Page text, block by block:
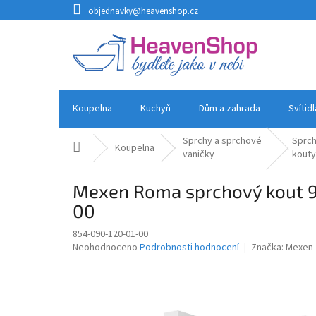
na
objednavky@heavenshop.cz
Koupelna Kuchyň Dům a zahrada
Domů Koupelna
Sprchy a sprchové
vaničky
kouty
Mexen Roma sprchový
00
854-090-120-01-00
Průměrné
Neohodnoceno Podrobnosti hodnocení Značka: Mexen